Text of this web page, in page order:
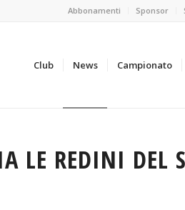
Abbonamenti Sponsor
Club News Campionato
LE REDINI DEL